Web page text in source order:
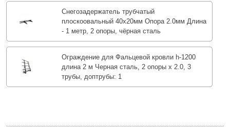
Снегозадержатель трубчатый
плоскоовальный 40х20мм Опора 2.0мм Длина
- 1 метр, 2 опоры, чёрная сталь
Ограждение для Фальцевой кровли h-1200
длина 2 м Черная сталь, 2 опоры х 2.0, 3
трубы, доптрубы: 1